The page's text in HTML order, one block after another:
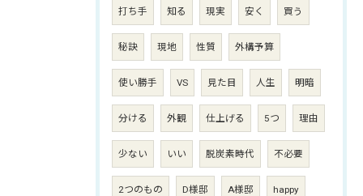
打ち手 知る 現実 安く 買う
秘訣 現地 性質 外構予算
使い勝手 VS 見た目 人生 明暗
分ける 外観 仕上げる 5つ 理由
少ない いい 脱炭素時代 不必要
2つのもの D様邸 A様邸 happy